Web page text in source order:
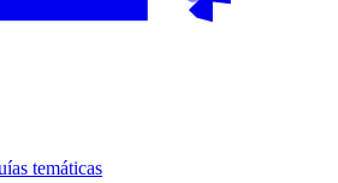
temáticas